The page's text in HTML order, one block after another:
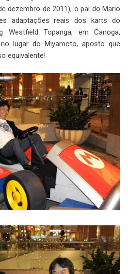
dezembro de 2011), o pai do Mario
adaptações reais dos karts do
Westfield Topanga, em Canoga,
lugar do Miyamoto, aposto que
equivalente!